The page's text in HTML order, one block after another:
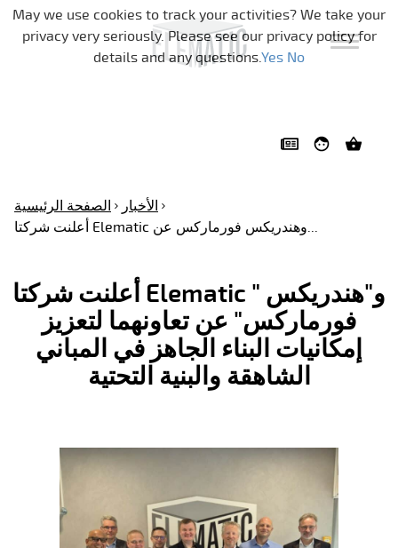
تخطي التنقل
الصفحة الرئيسية
الأخبار
أعلنت شركتا Elematic وهندريكس فورماركس عن...
أعلنت شركتا Elematic " و"هندريكس
فورماركس" عن تعاونهما لتعزيز
إمكانيات البناء الجاهز في المباني
الشاهقة والبنية التحتية
May we use cookies to track your activities? We take your
privacy very seriously. Please see our privacy policy for
details and any questions.Yes No